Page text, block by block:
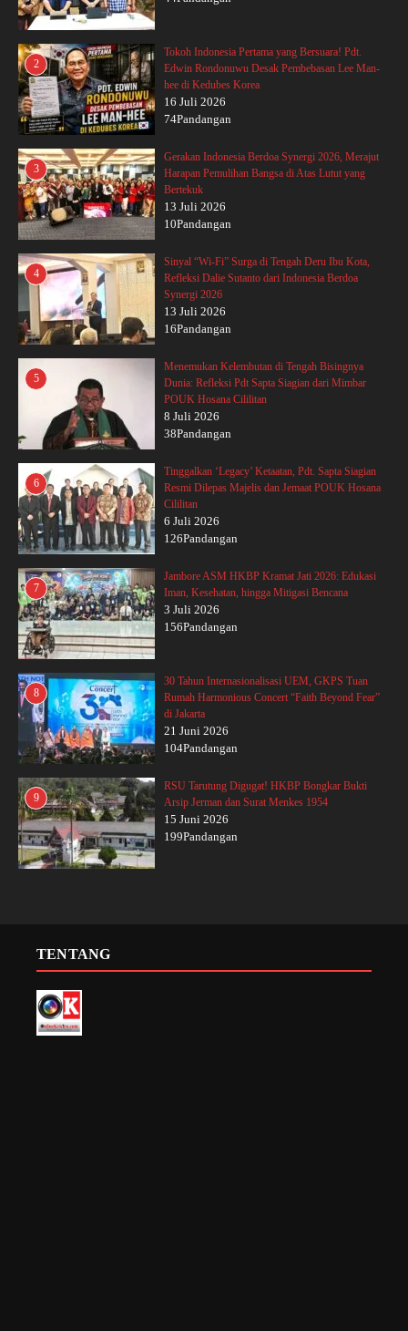
2
Tokoh Indonesia Pertama yang Bersuara! Pdt.
Edwin Rondonuwu Desak Pembebasan Lee Man-
hee di Kedubes Korea
16 Juli 2026
74Pandangan
3
Gerakan Indonesia Berdoa Synergi 2026, Merajut
Harapan Pemulihan Bangsa di Atas Lutut yang
Bertekuk
13 Juli 2026
10Pandangan
4
Sinyal “Wi-Fi” Surga di Tengah Deru Ibu Kota,
Refleksi Dalie Sutanto dari Indonesia Berdoa
Synergi 2026
13 Juli 2026
16Pandangan
5
Menemukan Kelembutan di Tengah Bisingnya
Dunia: Refleksi Pdt Sapta Siagian dari Mimbar
POUK Hosana Cililitan
8 Juli 2026
38Pandangan
6
Tinggalkan ‘Legacy’ Ketaatan, Pdt. Sapta Siagian
Resmi Dilepas Majelis dan Jemaat POUK Hosana
Cililitan
6 Juli 2026
126Pandangan
7
Jambore ASM HKBP Kramat Jati 2026: Edukasi
Iman, Kesehatan, hingga Mitigasi Bencana
3 Juli 2026
156Pandangan
8
30 Tahun Internasionalisasi UEM, GKPS Tuan
Rumah Harmonious Concert “Faith Beyond Fear”
di Jakarta
21 Juni 2026
104Pandangan
9
RSU Tarutung Digugat! HKBP Bongkar Bukti
Arsip Jerman dan Surat Menkes 1954
15 Juni 2026
199Pandangan
TENTANG